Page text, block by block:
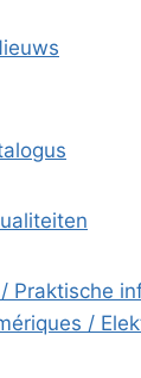
Praktische
/